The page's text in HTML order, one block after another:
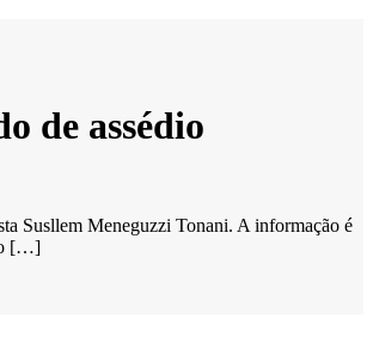
de assédio
Susllem Meneguzzi Tonani. A informação é
[…]